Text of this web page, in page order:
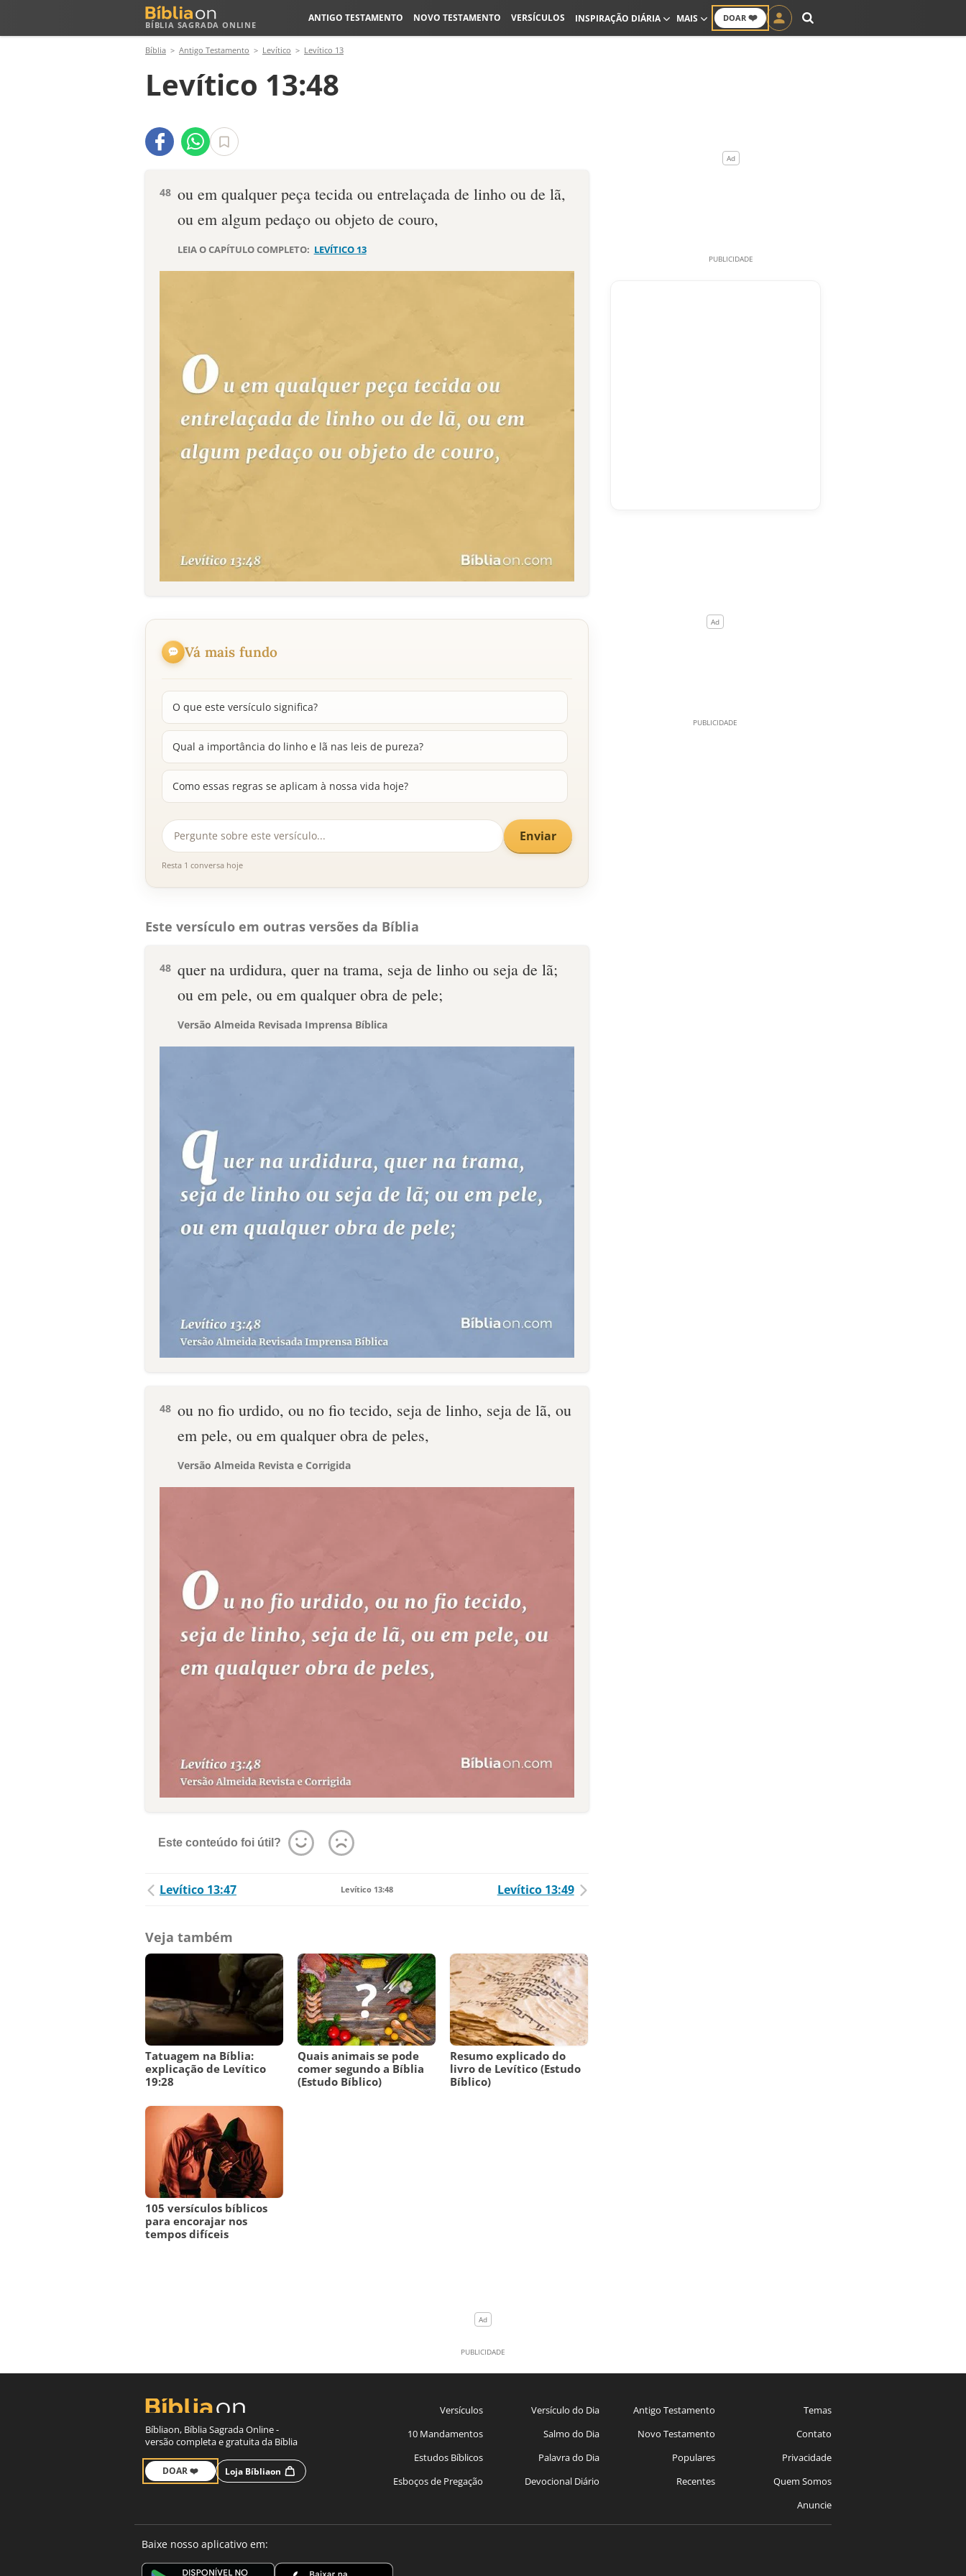
BÍBLIA SAGRADA ONLINE
DOAR ❤️
ANTIGO TESTAMENTO NOVO TESTAMENTO VERSÍCULOS INSPIRAÇÃO DIÁRIA MAIS
Bíblia Antigo Testamento Levítico Levítico 13
Levítico 13:48
48 ou em qualquer peça tecida ou entrelaça­da de linho ou de lã,
ou em algum pedaço ou objeto de couro,
LEIA O CAPÍTULO COMPLETO: LEVÍTICO 13
Vá mais fundo
O que este versículo significa?
Qual a importância do linho e lã nas leis de pureza?
Como essas regras se aplicam à nossa vida hoje?
Enviar
Resta 1 conversa hoje
Este versículo em outras versões da Bíblia
48 quer na urdidura, quer na trama, seja de linho ou seja de lã;
ou em pele, ou em qualquer obra de pele;
Versão Almeida Revisada Imprensa Bíblica
48 ou no fio urdido, ou no fio tecido, seja de linho, seja de lã, ou
em pele, ou em qualquer obra de peles,
Versão Almeida Revista e Corrigida
Este conteúdo foi útil?
Levítico 13:47 Levítico 13:48 Levítico 13:49
Veja também
Tatuagem na Bíblia:
explicação de Levítico
19:28
Quais animais se pode
comer segundo a Bíblia
(Estudo Bíblico)
Resumo explicado do
livro de Levítico (Estudo
Bíblico)
105 versículos bíblicos
para encorajar nos
tempos difíceis
Bíbliaon, Bíblia Sagrada Online -
versão completa e gratuita da Bíblia
DOAR ❤️ Loja Bíbliaon
Versículos
10 Mandamentos
Estudos Bíblicos
Esboços de Pregação
Versículo do Dia
Salmo do Dia
Palavra do Dia
Devocional Diário
Antigo Testamento
Novo Testamento
Populares
Recentes
Temas
Contato
Privacidade
Quem Somos
Anuncie
Baixe nosso aplicativo em: